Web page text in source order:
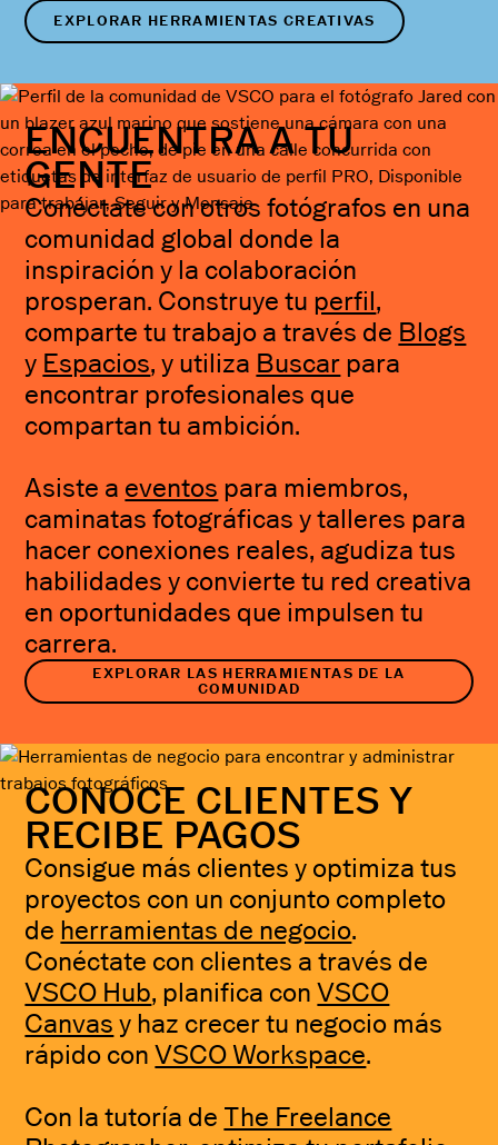
EXPLORAR HERRAMIENTAS CREATIVAS
ENCUENTRA A TU
GENTE
Conéctate con otros fotógrafos en una
comunidad global donde la
inspiración y la colaboración
prosperan. Construye tu perfil,
comparte tu trabajo a través de Blogs
y Espacios, y utiliza Buscar para
encontrar profesionales que
compartan tu ambición.
Asiste a eventos para miembros,
caminatas fotográficas y talleres para
hacer conexiones reales, agudiza tus
habilidades y convierte tu red creativa
en oportunidades que impulsen tu
carrera.
EXPLORAR LAS HERRAMIENTAS DE LA
COMUNIDAD
CONOCE CLIENTES Y
RECIBE PAGOS
Consigue más clientes y optimiza tus
proyectos con un conjunto completo
de herramientas de negocio.
Conéctate con clientes a través de
VSCO Hub, planifica conVSCO
Canvas y haz crecer tu negocio más
rápido conVSCO Workspace.
Con la tutoría de The Freelance